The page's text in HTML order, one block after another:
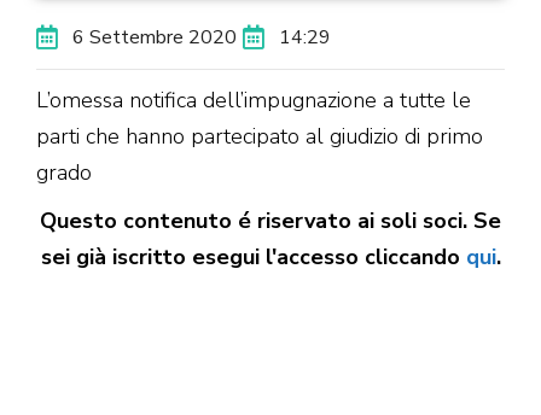
6 Settembre 2020 14:29
L’omessa notifica dell’impugnazione a tutte le
parti che hanno partecipato al giudizio di primo
grado
Questo contenuto é riservato ai soli soci. Se
sei già iscritto esegui l'accesso cliccando qui.